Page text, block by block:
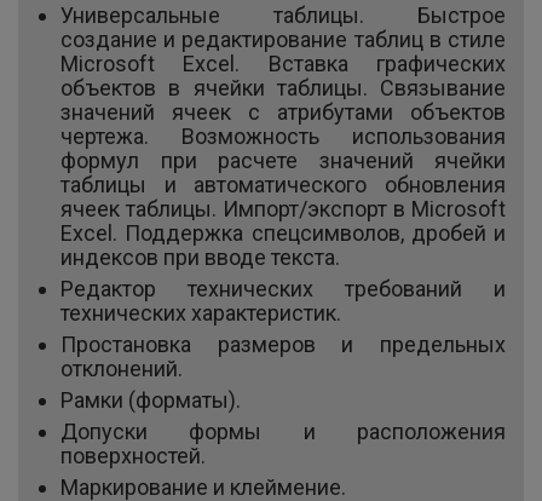
Универсальные таблицы. Быстрое
создание и редактирование таблиц в стиле
Microsoft Excel. Вставка графических
объектов в ячейки таблицы. Связывание
значений ячеек с атрибутами объектов
чертежа. Возможность использования
формул при расчете значений ячейки
таблицы и автоматического обновления
ячеек таблицы. Импорт/экспорт в Microsoft
Excel. Поддержка спецсимволов, дробей и
индексов при вводе текста.
Редактор технических требований и
технических характеристик.
Простановка размеров и предельных
отклонений.
Рамки (форматы).
Допуски формы и расположения
поверхностей.
Маркирование и клеймение.